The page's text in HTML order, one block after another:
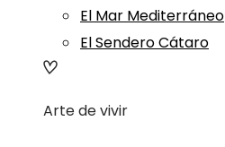
El Mar Mediterráneo
El Sendero Cátaro
Arte de vivir